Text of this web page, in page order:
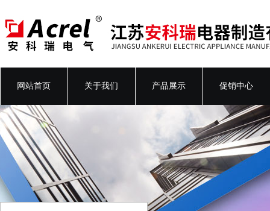
网站首页 关于我们 产品展示 促销中心